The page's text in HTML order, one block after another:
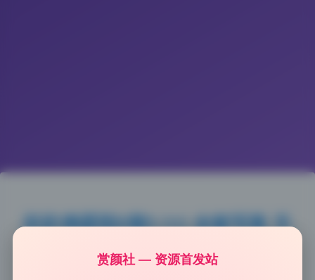
趴趴捣蛋陌8期3.5G 全套写真 无
损高清cosplay 持续收录
赏颜社 — 资源首发站